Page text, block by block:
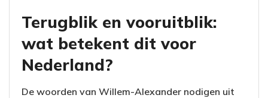
Terugblik en vooruitblik:
wat betekent dit voor
Nederland?
De woorden van Willem-Alexander nodigen uit